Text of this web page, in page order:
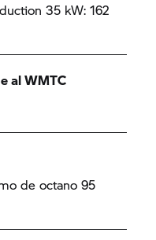
35 kW: 162
al WMTC
de octano 95